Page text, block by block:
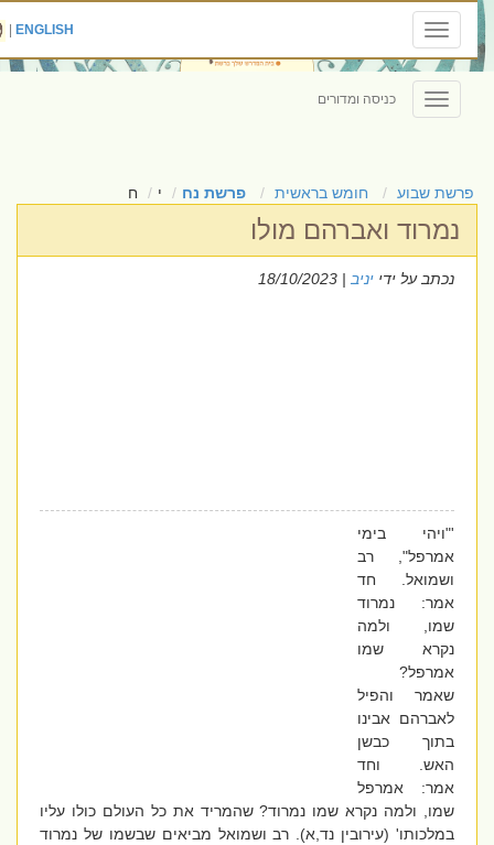
Toggle
navigation
ENGLISH
|
Toggle
navigation
כניסה ומדורים
פרשת שבוע חומש בראשית פרשת נח י ח
נמרוד ואברהם מולו
נכתב על ידייניב| 18/10/2023
'"ויהי בימי
אמרפל", רב
ושמואל. חד
אמר: נמרוד
שמו, ולמה
נקרא שמו
אמרפל?
שאמר והפיל
לאברהם אבינו
בתוך כבשן
האש. וחד
אמר: אמרפל
שמו, ולמה נקרא שמו נמרוד? שהמריד את כל העולם כולו עליו
במלכותו' (עירובין נד,א). רב ושמואל מביאים שבשמו של נמרוד